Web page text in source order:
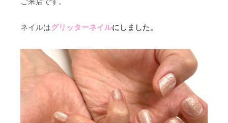
ネイルはグリッターネイルにしました。